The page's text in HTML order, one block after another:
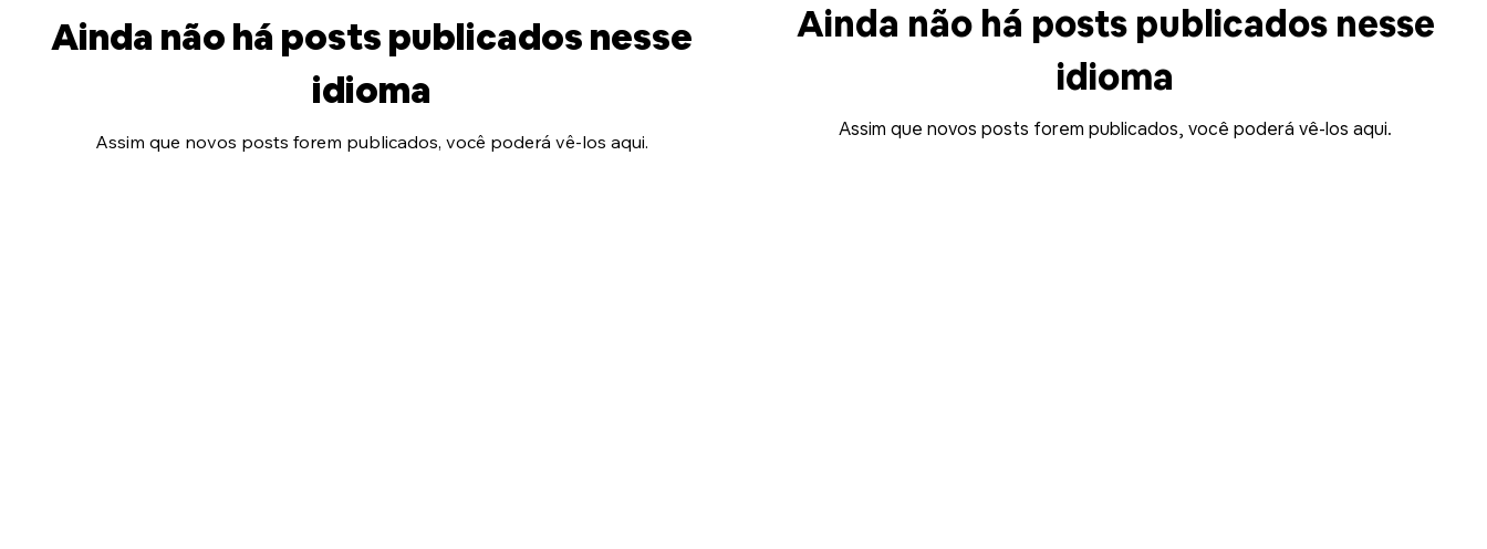
Ainda não há posts publicados nesse
idioma
Assim que novos posts forem publicados, você poderá vê-los aqui.
Ainda não há posts publicados nesse
idioma
Assim que novos posts forem publicados, você poderá vê-los aqui.